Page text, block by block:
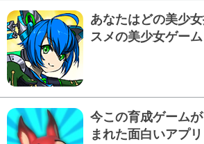
あなたはどの美少
スメの美少女ゲー
今この育成ゲーム
まれた面白いアプ